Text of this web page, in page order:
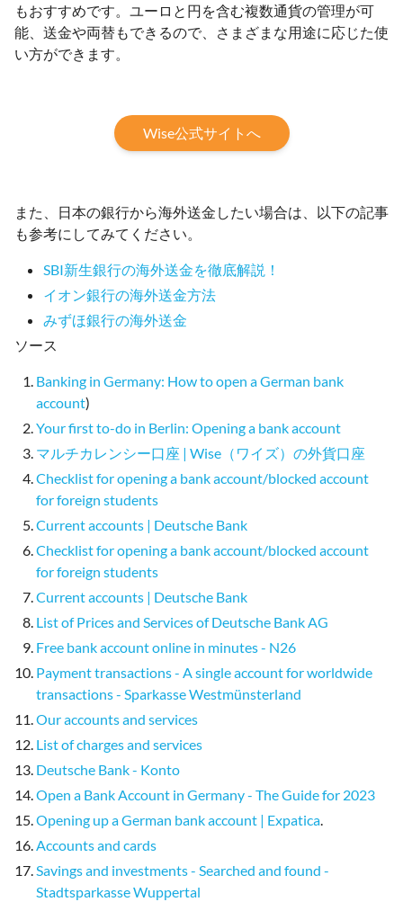
もおすすめです。ユーロと円を含む複数通貨の管理が可
能、送金や両替もできるので、さまざまな用途に応じた使
い方ができます。
Wise公式サイトへ
また、日本の銀行から海外送金したい場合は、以下の記事
も参考にしてみてください。
SBI新生銀行の海外送金を徹底解説！
イオン銀行の海外送金方法
みずほ銀行の海外送金
ソース
Banking in Germany: How to open a German bank
account)
Your first to-do in Berlin: Opening a bank account
マルチカレンシー口座 | Wise（ワイズ）の外貨口座
Checklist for opening a bank account/blocked account
for foreign students
Current accounts | Deutsche Bank
Checklist for opening a bank account/blocked account
for foreign students
Current accounts | Deutsche Bank
List of Prices and Services of Deutsche Bank AG
Free bank account online in minutes - N26
Payment transactions - A single account for worldwide
transactions - Sparkasse Westmünsterland
Our accounts and services
List of charges and services
Deutsche Bank - Konto
Open a Bank Account in Germany - The Guide for 2023
Opening up a German bank account | Expatica.
Accounts and cards
Savings and investments - Searched and found -
Stadtsparkasse Wuppertal